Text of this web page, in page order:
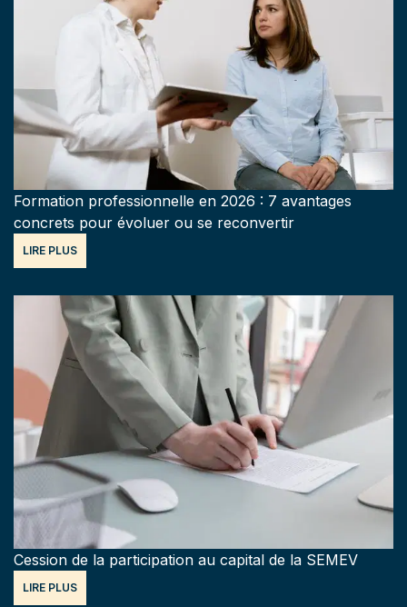
Formation professionnelle en 2026 : 7 avantages
concrets pour évoluer ou se reconvertir
LIRE PLUS
Cession de la participation au capital de la SEMEV
LIRE PLUS